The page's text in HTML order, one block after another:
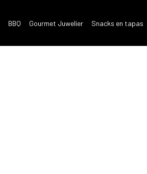
BBQ Gourmet Juwelier Snacks en tapas